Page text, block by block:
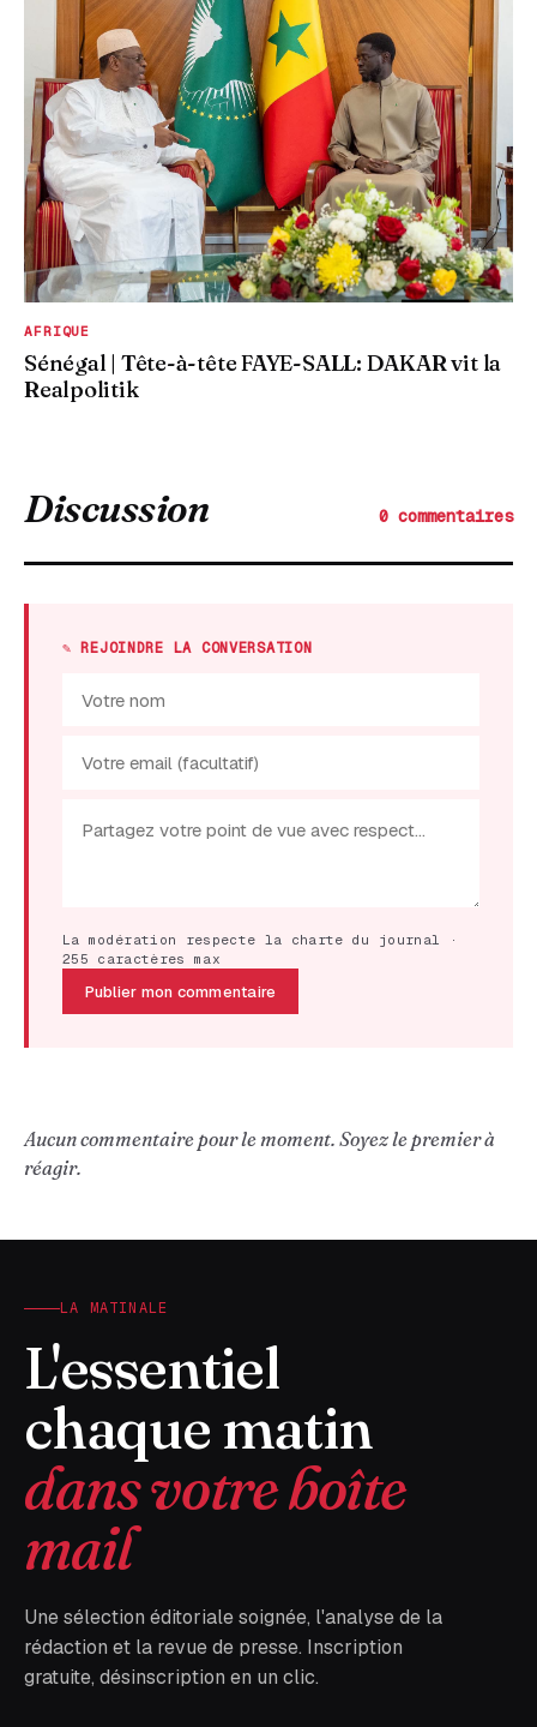
AFRIQUE
Sénégal | Tête-à-tête FAYE-SALL: DAKAR vit la
Realpolitik
Discussion 0 commentaires
✎ REJOINDRE LA CONVERSATION
La modération respecte la charte du journal ·
255 caractères max
Publier mon commentaire
Aucun commentaire pour le moment. Soyez le premier à
réagir.
LA MATINALE
L'essentiel
chaque matin
dans votre boîte
mail
Une sélection éditoriale soignée, l'analyse de la
rédaction et la revue de presse. Inscription
gratuite, désinscription en un clic.